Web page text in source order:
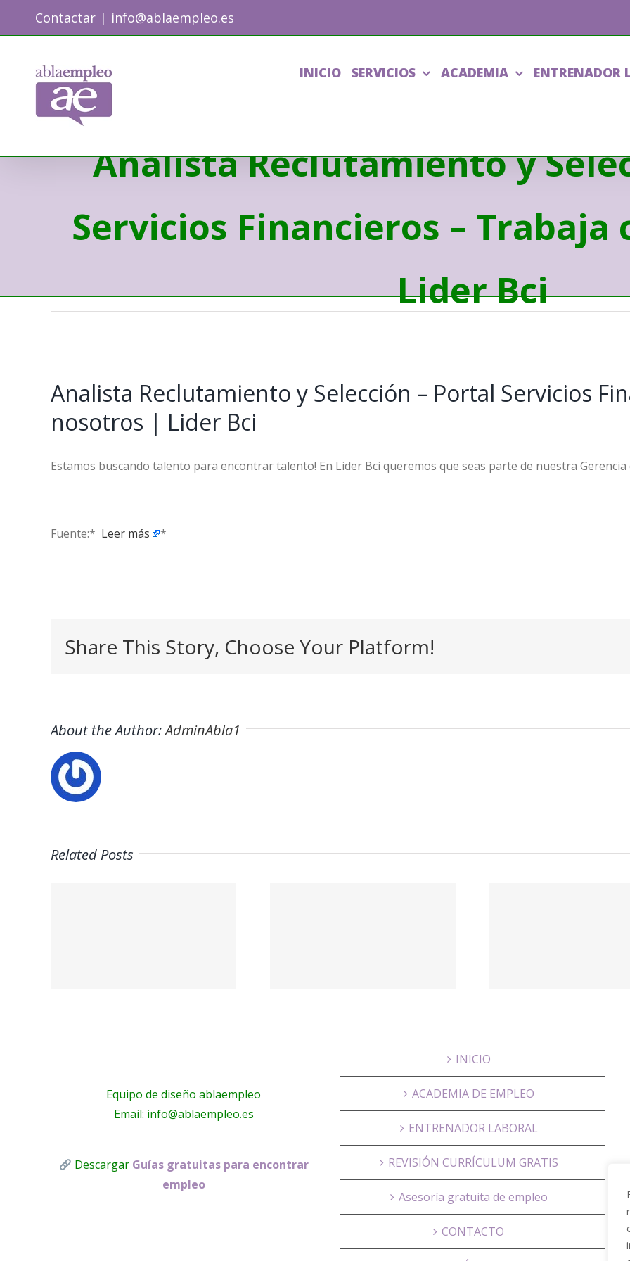
Contactar | info@ablaempleo.es
INICIO SERVICIOS ACADEMIA ENTRENADOR
Analista Reclutamiento y
Servicios Financieros – Trabaja
Lider Bci
Analista Reclutamiento y Selección – Portal Servicios
nosotros | Lider Bci
Estamos buscando talento para encontrar talento! En Lider Bci queremos que seas parte de nuestra
Fuente:* ​ Leer más *
Share This Story, Choose Your Platform!
About the Author:AdminAbla1
Related Posts
Equipo de diseño ablaempleo
Email: info@ablaempleo.es
Descargar Guías gratuitas para encontrar
empleo
INICIO
ACADEMIA DE EMPLEO
ENTRENADOR LABORAL
REVISIÓN CURRÍCULUM GRATIS
Asesoría gratuita de empleo
CONTACTO